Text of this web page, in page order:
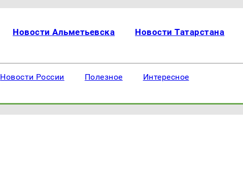
Новости Альметьевска Новости Татарстана
Новости России Полезное Интересное